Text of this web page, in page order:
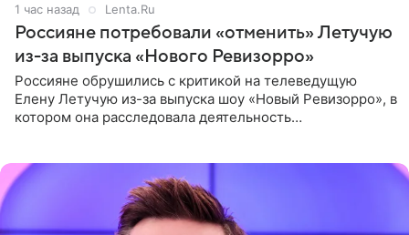
1 час назад Lenta.Ru
Россияне потребовали «отменить» Летучую
из-за выпуска «Нового Ревизорро»
Россияне обрушились с критикой на телеведущую
Елену Летучую из-за выпуска шоу «Новый Ревизорро», в
котором она расследовала деятельность